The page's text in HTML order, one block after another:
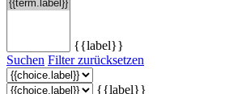
{{label}}
Suchen Filter zurücksetzen
{{label}}